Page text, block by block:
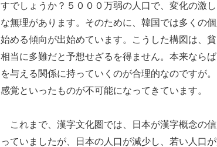
すでしょうか？５０００万弱の人口で、変化の激
な無理があります。そのために、韓国では多くの
始める傾向が出始めています。こうした構図は、
相当に多難だと予想せざるを得ません。本来なら
を与える関係に持っていくのが合理的なのですが
感覚といったものが不可能になってきています。
これまで、漢字文化圏では、日本が漢字概念の
っていましたが、日本の人口が減少し、若い人口